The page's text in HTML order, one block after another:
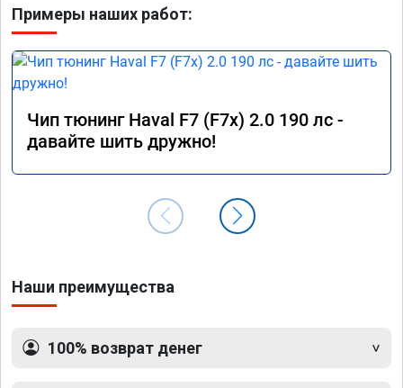
Примеры наших работ:
Чип тюнинг Haval F7 (F7x) 2.0 190 лс -
давайте шить дружно!
Наши преимущества
100% возврат денег